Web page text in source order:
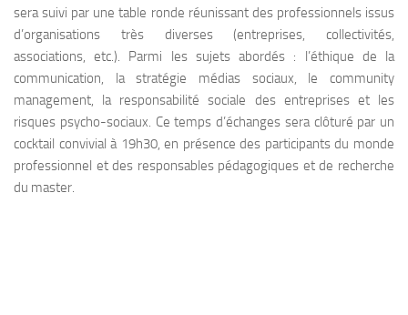
sera suivi par une table ronde réunissant des professionnels issus
d’organisations très diverses (entreprises, collectivités,
associations, etc.). Parmi les sujets abordés : l’éthique de la
communication, la stratégie médias sociaux, le community
management, la responsabilité sociale des entreprises et les
risques psycho-sociaux. Ce temps d’échanges sera clôturé par un
cocktail convivial à 19h30, en présence des participants du monde
professionnel et des responsables pédagogiques et de recherche
du master.